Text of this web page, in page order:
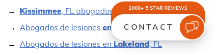
Kissimmee, FL abogados de lesiones
Abogados de lesiones en Lake County, FL
Abogados de lesiones en Lakeland, FL